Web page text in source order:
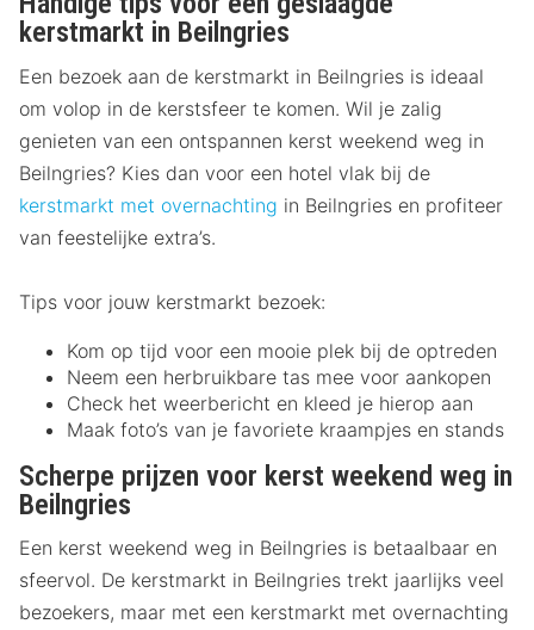
kerstmarkt in Beilngries
Een bezoek aan de kerstmarkt in Beilngries is ideaal
om volop in de kerstsfeer te komen. Wil je zalig
genieten van een ontspannen kerst weekend weg in
Beilngries? Kies dan voor een hotel vlak bij de
kerstmarkt met overnachting in Beilngries en profiteer
van feestelijke extra’s.
Tips voor jouw kerstmarkt bezoek:
Kom op tijd voor een mooie plek bij de optreden
Neem een herbruikbare tas mee voor aankopen
Check het weerbericht en kleed je hierop aan
Maak foto’s van je favoriete kraampjes en stands
Scherpe prijzen voor kerst weekend weg in
Beilngries
Een kerst weekend weg in Beilngries is betaalbaar en
sfeervol. De kerstmarkt in Beilngries trekt jaarlijks veel
bezoekers, maar met een kerstmarkt met overnachting